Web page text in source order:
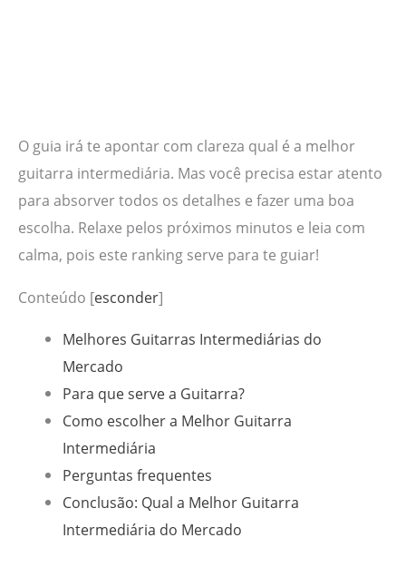
O guia irá te apontar com clareza qual é a melhor
guitarra intermediária. Mas você precisa estar atento
para absorver todos os detalhes e fazer uma boa
escolha. Relaxe pelos próximos minutos e leia com
calma, pois este ranking serve para te guiar!
Conteúdo [esconder]
Melhores Guitarras Intermediárias do
Mercado
Para que serve a Guitarra?
Como escolher a Melhor Guitarra
Intermediária
Perguntas frequentes
Conclusão: Qual a Melhor Guitarra
Intermediária do Mercado